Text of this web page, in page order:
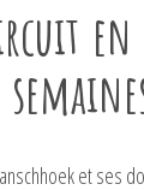
et ses